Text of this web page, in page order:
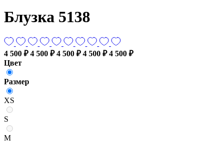
Блузка 5138
4 500 ₽ 4 500 ₽ 4 500 ₽ 4 500 ₽ 4 500 ₽
Цвет
Размер
XS
S
M